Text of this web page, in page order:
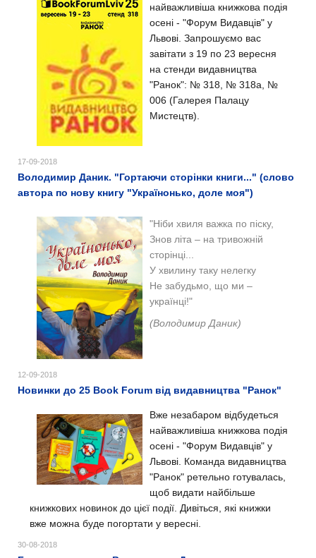
найважливіша книжкова подія
осені - "Форум Видавців" у
Львові. Запрошуємо вас
завітати з 19 по 23 вересня
на стенди видавництва
"Ранок": № 318, № 318а, №
006 (Галерея Палацу
Мистецтв).
17-09-2018
Володимир Даник. "Гортаючи сторінки книги..." (слово
автора по нову книгу "Українонько, доле моя")
"Ніби хвиля важка по піску,
Знов літа – на тривожній
сторінці...
У хвилину таку нелегку
Не забудьмо, що ми –
українці!"
(Володимир Даник)
12-09-2018
Новинки до 25 Book Forum від видавництва "Ранок"
Вже незабаром відбудеться
найважливіша книжкова подія
осені - "Форум Видавців" у
Львові. Команда видавництва
"Ранок" ретельно готувалась,
щоб видати найбільше
книжкових новинок до цієї події. Дивіться, які книжки
вже можна буде погортати у вересні.
30-08-2018